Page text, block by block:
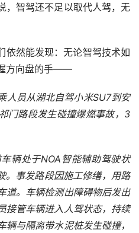
，智驾还不足以取代人驾，无
依然能发现：无论智驾技术如
方向盘的手——
员从湖北自驾小米SU7到安
门路段发生碰撞爆燃事故，3
辆处于NOA智能辅助驾驶状
。事发路段因施工修缮，用路
道。车辆检测出障碍物后发出
接管车辆进入人驾状态，持续
与隔离带水泥桩发生碰撞，